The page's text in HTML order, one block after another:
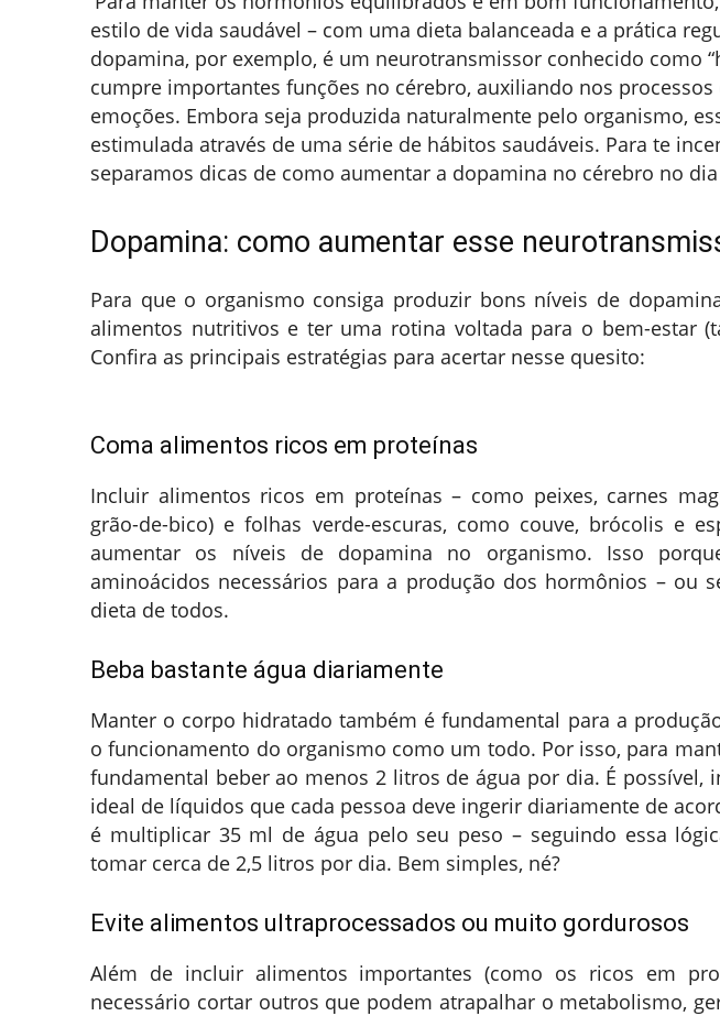
estilo de vida saudável – com uma dieta balanceada e a prática
dopamina, por exemplo, é um neurotransmissor conhecido como
cumpre importantes funções no cérebro, auxiliando nos
emoções. Embora seja produzida naturalmente pelo organismo,
estimulada através de uma série de hábitos saudáveis. Para te
separamos dicas de como aumentar a dopamina no cérebro no
Dopamina: como aumentar esse
Para que o organismo consiga produzir bons níveis de
alimentos nutritivos e ter uma rotina voltada para o bem-estar
Confira as principais estratégias para acertar nesse quesito:
Coma alimentos ricos em proteínas
Incluir alimentos ricos em proteínas – como peixes, carnes
grão-de-bico) e folhas verde-escuras, como couve, brócolis e
aumentar os níveis de dopamina no organismo. Isso
aminoácidos necessários para a produção dos hormônios – ou
dieta de todos.
Beba bastante água diariamente
Manter o corpo hidratado também é fundamental para a
o funcionamento do organismo como um todo. Por isso, para
fundamental beber ao menos 2 litros de água por dia. É possível,
ideal de líquidos que cada pessoa deve ingerir diariamente de
é multiplicar 35 ml de água pelo seu peso – seguindo essa
tomar cerca de 2,5 litros por dia. Bem simples, né?
Evite alimentos ultraprocessados ou muito gordurosos
Além de incluir alimentos importantes (como os ricos em
necessário cortar outros que podem atrapalhar o metabolismo,